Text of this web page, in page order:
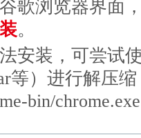
歌浏览器界面
。
安装，可尝试
等）进行解压
bin/chrome.exe